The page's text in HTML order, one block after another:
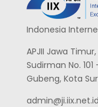
Indonesia
APJII Jawa
Sudirman No. 101
Gubeng, Kota
admin@ji.iix.net.id